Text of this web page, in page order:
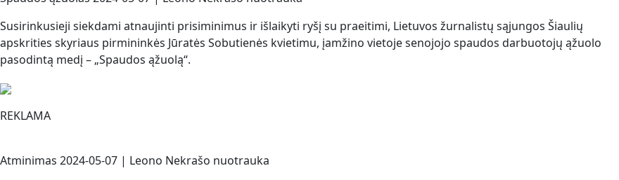
Susirinkusieji siekdami atnaujinti prisiminimus ir išlaikyti ryšį su praeitimi, Lietuvos žurnalistų sąjungos Šiaulių
apskrities skyriaus pirmininkės Jūratės Sobutienės kvietimu, įamžino vietoje senojojo spaudos darbuotojų ąžuolo
pasodintą medį – „Spaudos ąžuolą“.
REKLAMA
Atminimas 2024-05-07 | Leono Nekrašo nuotrauka